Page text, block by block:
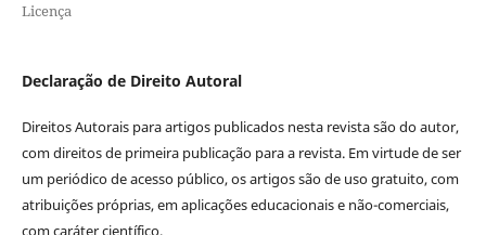
Licença
Declaração de Direito Autoral
Direitos Autorais para artigos publicados nesta revista são do autor,
com direitos de primeira publicação para a revista. Em virtude de ser
um periódico de acesso público, os artigos são de uso gratuito, com
atribuições próprias, em aplicações educacionais e não-comerciais,
com caráter científico.